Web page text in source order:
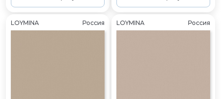
LOYMINA Россия LOYMINA Россия